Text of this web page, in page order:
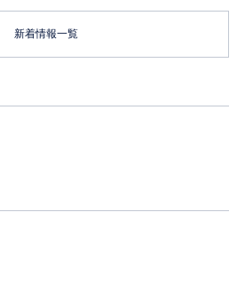
新着情報一覧